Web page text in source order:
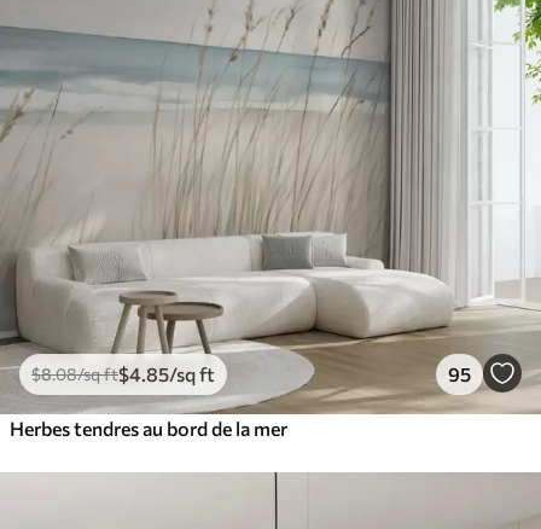
$8.08/sq ft$4 .85/sq ft 95
Herbes tendres au bord de la mer